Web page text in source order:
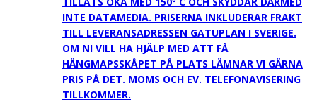
INTE DATAMEDIA. PRISERNA INKLUDERAR FRAKT
TILL LEVERANSADRESSEN GATUPLAN I SVERIGE.
OM NI VILL HA HJÄLP MED ATT FÅ
HÄNGMAPSSKÅPET PÅ PLATS LÄMNAR VI GÄRNA
PRIS PÅ DET. MOMS OCH EV. TELEFONAVISERING
TILLKOMMER.